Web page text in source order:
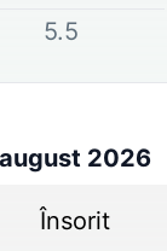
5.5
2026
Însorit